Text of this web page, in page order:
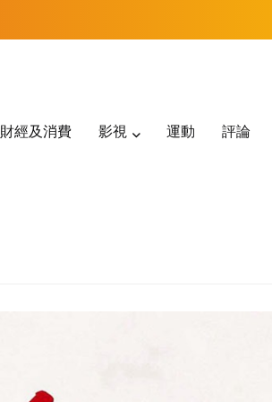
財經及消費 影視 運動 評論